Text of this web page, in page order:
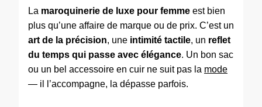
La maroquinerie de luxe pour femme est bien
plus qu’une affaire de marque ou de prix. C’est un
art de la précision, une intimité tactile, un reflet
du temps qui passe avec élégance. Un bon sac
ou un bel accessoire en cuir ne suit pas la mode
— il l’accompagne, la dépasse parfois.